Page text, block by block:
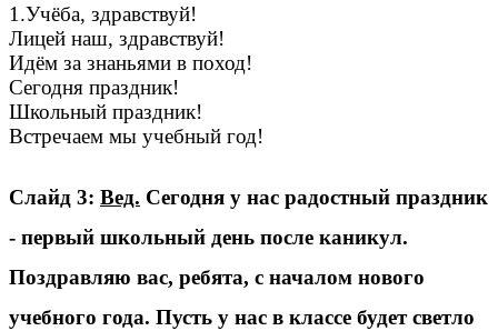
1.Учёба, здравствуй!
Лицей наш, здравствуй!
Идём за знаньями в поход!
Сегодня праздник!
Школьный праздник!
Встречаем мы учебный год!
Слайд 3: Вед. Сегодня у нас радостный праздник
- первый школьный день после каникул.
Поздравляю вас, ребята, с началом нового
учебного года. Пусть у нас в классе будет светло